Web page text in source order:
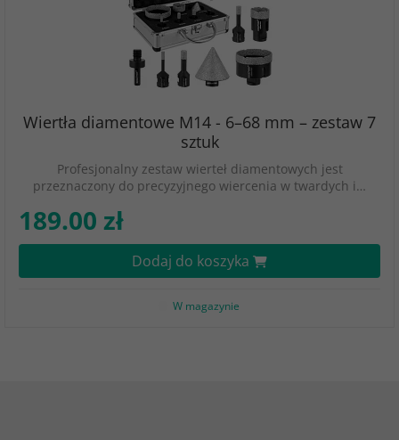
Wiertła diamentowe M14 - 6–68 mm – zestaw 7
sztuk
Profesjonalny zestaw wierteł diamentowych jest
przeznaczony do precyzyjnego wiercenia w twardych i…
189.00 zł
Dodaj do koszyka
W magazynie